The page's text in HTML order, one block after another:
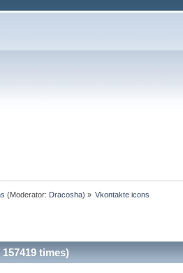
(Moderator: Dracosha) » Vkontakte icons
times)